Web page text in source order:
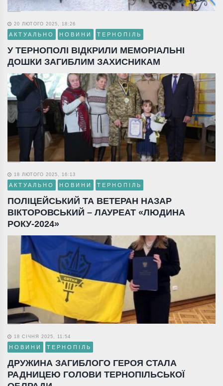
20 ЛЮТОГО 2025, 18:26
АКТУАЛЬНО НОВИНИ ТЕРНОПІЛЬ
У ТЕРНОПОЛІ ВІДКРИЛИ МЕМОРІАЛЬНІ
ДОШКИ ЗАГИБЛИМ ЗАХИСНИКАМ
18 ЛЮТОГО 2025, 16:13
АКТУАЛЬНО НОВИНИ ТЕРНОПІЛЬ
ПОЛІЦЕЙСЬКИЙ ТА ВЕТЕРАН НАЗАР
ВІКТОРОВСЬКИЙ – ЛАУРЕАТ «ЛЮДИНА
РОКУ-2024»
18 СІЧНЯ 2025, 11:54
НОВИНИ ТЕРНОПІЛЬ
ДРУЖИНА ЗАГИБЛОГО ГЕРОЯ СТАЛА
РАДНИЦЕЮ ГОЛОВИ ТЕРНОПІЛЬСЬКОЇ